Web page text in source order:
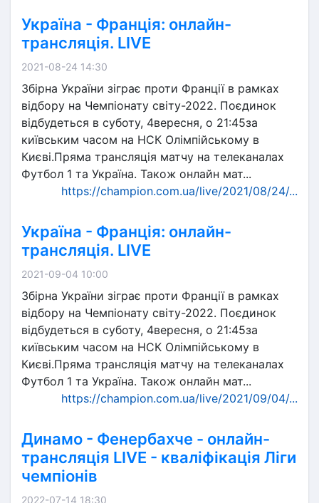
Україна - Франція: онлайн-
трансляція. LIVE
2021-08-24 14:30
Збірна України зіграє проти Франції в рамках
відбору на Чемпіонату світу-2022. Поєдинок
відбудеться в суботу, 4вересня, о 21:45за
київським часом на НСК Олімпійському в
Києві.Пряма трансляція матчу на телеканалах
Футбол 1 та Україна. Також онлайн мат...
https://champion.com.ua/live/2021/08/24/...
Україна - Франція: онлайн-
трансляція. LIVE
2021-09-04 10:00
Збірна України зіграє проти Франції в рамках
відбору на Чемпіонату світу-2022. Поєдинок
відбудеться в суботу, 4вересня, о 21:45за
київським часом на НСК Олімпійському в
Києві.Пряма трансляція матчу на телеканалах
Футбол 1 та Україна. Також онлайн мат...
https://champion.com.ua/live/2021/09/04/...
Динамо - Фенербахче - онлайн-
трансляція LIVE - кваліфікація Ліги
чемпіонів
2022-07-14 18:30